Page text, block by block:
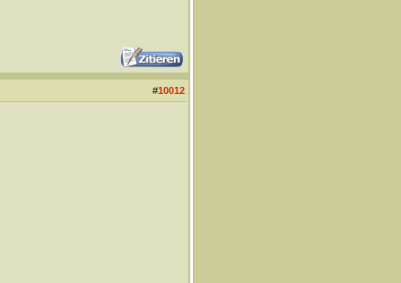
#10012